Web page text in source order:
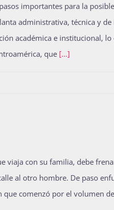
importantes para la
administrativa, técnica y
académica e institucional,
que [...]
viaja con su familia, debe
al otro hombre. De paso
comenzó por el volumen